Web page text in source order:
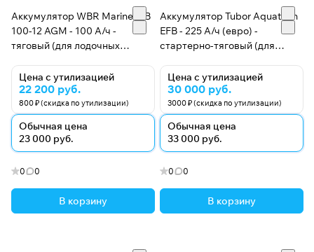
Аккумулятор WBR Marine MB
100-12 AGM - 100 А/ч -
тяговый (для лодочных
Цена с утилизацией
22 200 руб.
800 ₽ (скидка по утилизации)
Обычная цена
23 000 руб.
0 0
В корзину
Аккумулятор Tubor Aquatech
EFB - 225 А/ч (евро) -
стартерно-тяговый (для
Цена с утилизацией
30 000 руб.
3000 ₽ (скидка по утилизации)
Обычная цена
33 000 руб.
0 0
В корзину